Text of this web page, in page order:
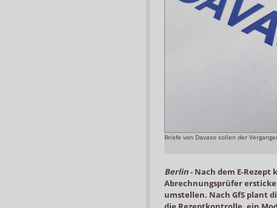
Briefe von Davaso sollen der
Berlin- Nach dem E-Rezept
Abrechnungsprüfer
umstellen. Nach GfS plant